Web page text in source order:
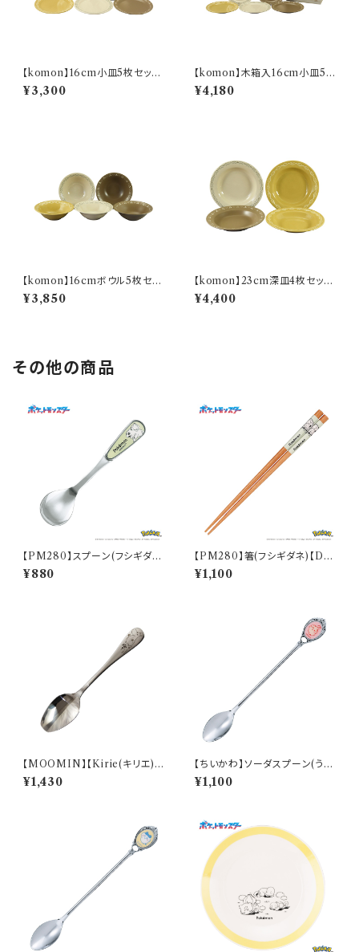
【komon】16cm小皿5枚セット
【YMK80】
¥3,300
【komon】木箱入16cm小皿5枚
セット【YMK80】
¥4,180
【komon】16cmボウル5枚セッ
ト【YMK80】
¥3,850
【komon】23cm深皿4枚セット
【YMK80】
¥4,400
その他の商品
【PM280】スプーン(フシギダ
ネ)【Daily Sketch】PM281-8
50
¥880
【PM280】箸(フシギダネ)【Dail
y Sketch】PM281-840
¥1,100
【MOOMIN】【Kirie(キリエ)】
すくいやすいスプーン（ムーミン）
【MM9000】MM9001-863
¥1,430
【ちいかわ】ソーダスプーン(うさ
ぎ)【CKW40】CKW43-850
¥1,100